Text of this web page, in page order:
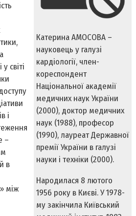
Катерина АМОСОВА –
науковець у галузі
кардіології, член-
кореспондент
Національної академії
медичних наук України
(2000), доктор медичних
наук (1988), професор
(1990), лауреат Державної
премії України в галузі
науки і техніки (2000).
Народилася 8 лютого
1956 року в Києві. У 1978-
му закінчила Київ­ський
світі
і
–
в
між